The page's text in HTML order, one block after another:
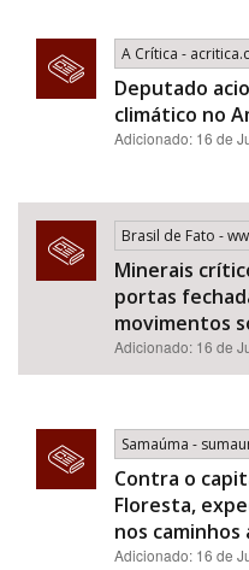
A Crítica -
Deputado
climático no
Adicionado: 16 de
Brasil de Fato -
Minerais
portas
movimentos
Adicionado: 16 de
Samaúma -
Contra o
Floresta,
nos caminhos
Adicionado: 16 de